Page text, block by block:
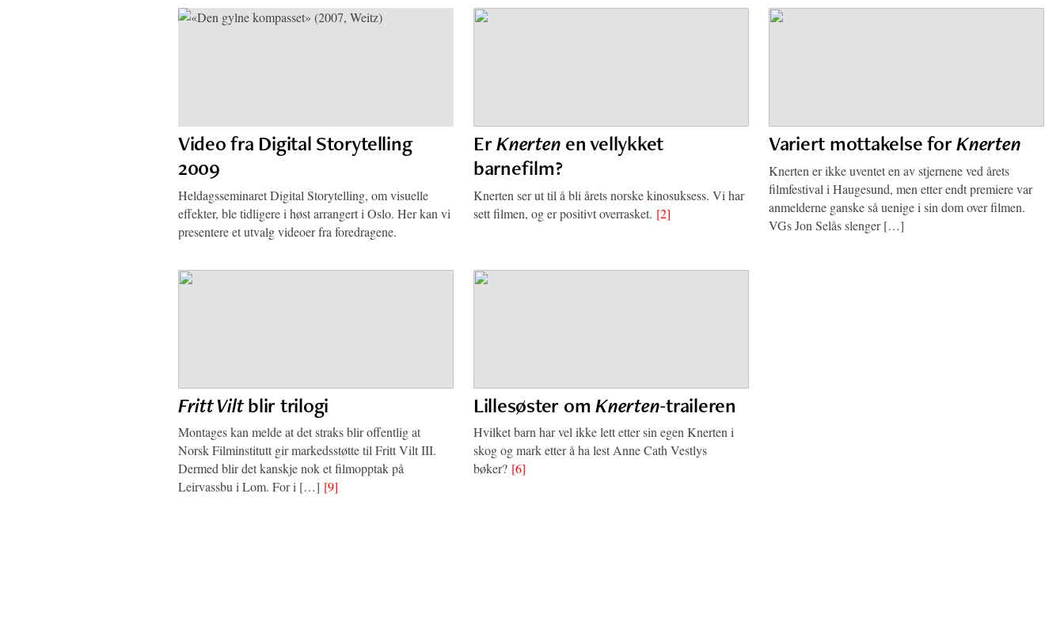
Video fra Digital Storytelling
2009
Heldagsseminaret Digital Storytelling, om visuelle
effekter, ble tidligere i høst arrangert i Oslo. Her kan vi
presentere et utvalg videoer fra foredragene.
ErKnerten en vellykket
barnefilm?
Knerten ser ut til å bli årets norske kinosuksess. Vi har
sett filmen, og er positivt overrasket. [2]
Variert mottakelse forKnerten
Knerten er ikke uventet en av stjernene ved årets
filmfestival i Haugesund, men etter endt premiere var
anmelderne ganske så uenige i sin dom over filmen.
VGs Jon Selås slenger […]
Fritt Viltblir trilogi
Montages kan melde at det straks blir offentlig at
Norsk Filminstitutt gir markedsstøtte til Fritt Vilt III.
Dermed blir det kanskje nok et filmopptak på
Leirvassbu i Lom. For i […] [9]
Lillesøster omKnerten-traileren
Hvilket barn har vel ikke lett etter sin egen Knerten i
skog og mark etter å ha lest Anne Cath Vestlys
bøker? [6]